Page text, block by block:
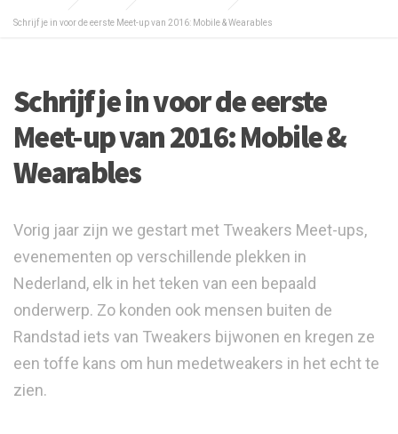
Schrijf je in voor de eerste Meet-up van 2016: Mobile & Wearables
Schrijf je in voor de eerste
Meet-up van 2016: Mobile &
Wearables
Vorig jaar zijn we gestart met Tweakers Meet-ups,
evenementen op verschillende plekken in
Nederland, elk in het teken van een bepaald
onderwerp. Zo konden ook mensen buiten de
Randstad iets van Tweakers bijwonen en kregen ze
een toffe kans om hun medetweakers in het echt te
zien.